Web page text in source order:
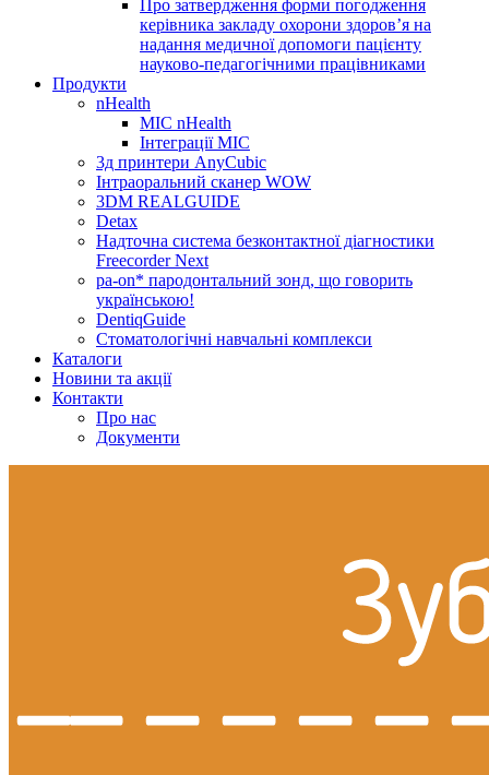
Про затвердження форми погодження
керівника закладу охорони здоров’я на
надання медичної допомоги пацієнту
науково-педагогічними працівниками
Продукти
nHealth
МІС nHealth
Інтеграції МІС
3д принтери AnyCubic
Інтраоральний сканер WOW
3DM REALGUIDE
Detax
Надточна система безконтактної діагностики
Freecorder Next
pa-on* пародонтальний зонд, що говорить
українською!
DentiqGuide
Стоматологічні навчальні комплекси
Каталоги
Новини та акції
Контакти
Про нас
Документи